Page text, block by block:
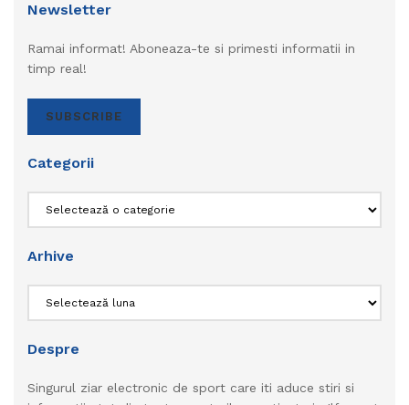
Newsletter
Ramai informat! Aboneaza-te si primesti informatii in
timp real!
SUBSCRIBE
Categorii
Arhive
Despre
Singurul ziar electronic de sport care iti aduce stiri si